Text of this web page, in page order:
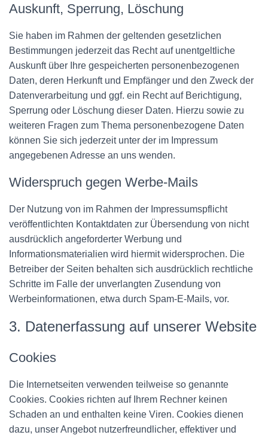
Auskunft, Sperrung, Löschung
Sie haben im Rahmen der geltenden gesetzlichen
Bestimmungen jederzeit das Recht auf unentgeltliche
Auskunft über Ihre gespeicherten personenbezogenen
Daten, deren Herkunft und Empfänger und den Zweck der
Datenverarbeitung und ggf. ein Recht auf Berichtigung,
Sperrung oder Löschung dieser Daten. Hierzu sowie zu
weiteren Fragen zum Thema personenbezogene Daten
können Sie sich jederzeit unter der im Impressum
angegebenen Adresse an uns wenden.
Widerspruch gegen Werbe-Mails
Der Nutzung von im Rahmen der Impressumspflicht
veröffentlichten Kontaktdaten zur Übersendung von nicht
ausdrücklich angeforderter Werbung und
Informationsmaterialien wird hiermit widersprochen. Die
Betreiber der Seiten behalten sich ausdrücklich rechtliche
Schritte im Falle der unverlangten Zusendung von
Werbeinformationen, etwa durch Spam-E-Mails, vor.
3. Datenerfassung auf unserer Website
Cookies
Die Internetseiten verwenden teilweise so genannte
Cookies. Cookies richten auf Ihrem Rechner keinen
Schaden an und enthalten keine Viren. Cookies dienen
dazu, unser Angebot nutzerfreundlicher, effektiver und